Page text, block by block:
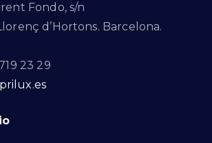
Fondo, s/n
d’Hortons. Barcelona.
23 29